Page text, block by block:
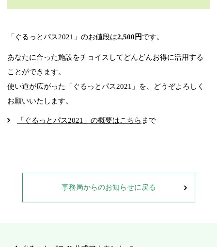
「ぐるっとパス2021」のお値段は2,500円です。
あなたに合った施設をチョイスしてどんどんお得に活用する
ことができます。
使い道が広がった「ぐるっとパス2021」を、どうぞよろしく
お願いいたします。
「ぐるっとパス2021」の概要はこちら まで
事務局からのお知らせに戻る